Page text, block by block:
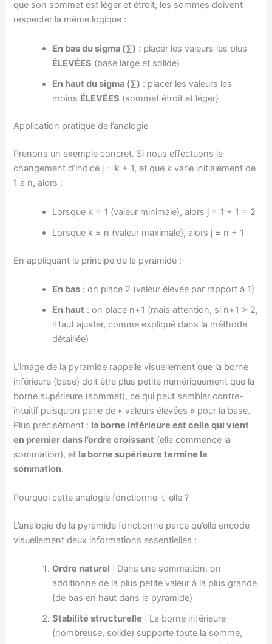
que son sommet est léger et étroit, les sommes doivent
respecter la même logique :
En bas du sigma (∑) : placer les valeurs les plus
ÉLEVÉES (base large et solide)
En haut du sigma (∑) : placer les valeurs les
moins ÉLEVÉES (sommet étroit et léger)
Application pratique de l’analogie
Prenons un exemple concret. Si nous effectuons le
changement d’indice j = k + 1, et que k varie initialement de
1 à n, alors :
Lorsque k = 1 (valeur minimale), alors j = 1 + 1 = 2
Lorsque k = n (valeur maximale), alors j = n + 1
En appliquant le principe de la pyramide :
En bas : on place 2 (valeur élevée par rapport à 1)
En haut : on place n+1 (mais attention, si n+1 > 2,
il faut ajuster, comme expliqué dans la méthode
détaillée)
L’image de la pyramide rappelle visuellement que la borne
inférieure (base) doit être plus petite numériquement que la
borne supérieure (sommet), ce qui peut sembler contre-
intuitif puisqu’on parle de « valeurs élevées » pour la base.
Plus précisément : la borne inférieure est celle qui vient
en premier dans l’ordre croissant (elle commence la
sommation), et la borne supérieure termine la
sommation.
Pourquoi cette analogie fonctionne-t-elle ?
L’analogie de la pyramide fonctionne parce qu’elle encode
visuellement deux informations essentielles :
Ordre naturel : Dans une sommation, on
additionne de la plus petite valeur à la plus grande
(de bas en haut dans la pyramide)
Stabilité structurelle : La borne inférieure
(nombreuse, solide) supporte toute la somme,